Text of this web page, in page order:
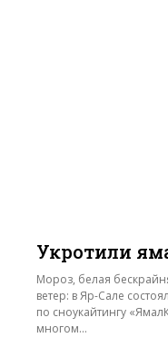
Укротили
Мороз, белая
ветер: в Яр-Сале
по сноукайтингу «ЯмалКайт». Ямальский
многом...